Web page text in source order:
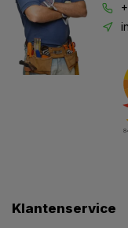
Klantenservice